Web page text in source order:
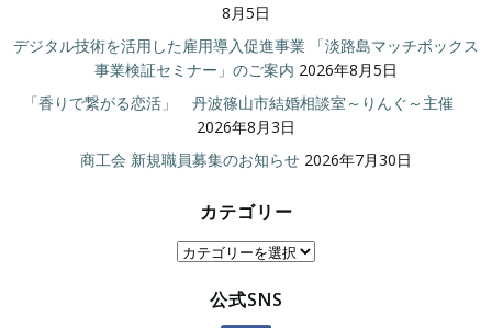
8月5日
デジタル技術を活用した雇用導入促進事業 「淡路島マッチボックス
事業検証セミナー」のご案内 2026年8月5日
「香りで繋がる恋活」 丹波篠山市結婚相談室～りんぐ～主催
2026年8月3日
商工会 新規職員募集のお知らせ 2026年7月30日
カテゴリー
カ
公式SNS